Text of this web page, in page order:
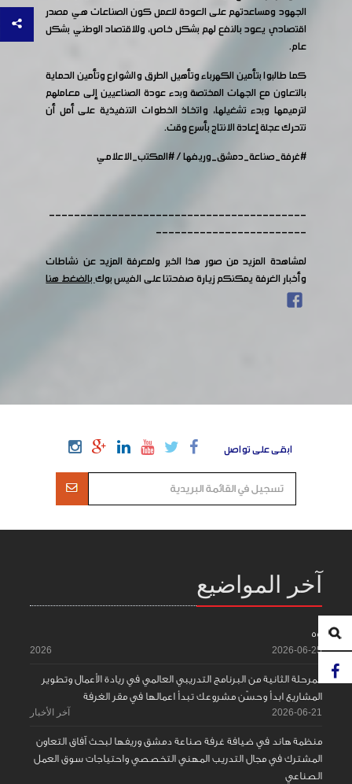
الجهود ومساعدتهم على العودة للعمل كون الصناعات هي مصدر
اقتصادي يعود بالنفع لهم بشكل خاص، وللاقتصاد الوطني بشكل
عام.
كما طالبوا بتأمين الكهرباء وتأهيل الطرق والشوارع وتأمين الحماية
بالتعاون مع الجهات المختصة وبدء عودة الصناعيين إلى معاملهم
لترميمها وبدء تشغيلها، واتخاذ الخطوات التنفيذية على أمل أن
تتحرك عجلة إعادة الانتاج بأسرع وقت.
#غرفة_صناعة_دمشق_وريفها/#المكتب_الاعلامي
-----------------------------------------
------------------------
لمشاهدة المزيد من صور هذا الخبر ولمعرفة المزيد عن نشاطات
وأخبار الغرفة يمكنكم زيارة صفحتنا على الفيس بوكبالضغط هنا
ابقى على تواصل
آخر المواضيع
55
2026-06-25
2026
المرحلة الثانية من البرنامج التدريبي العالمي في ريادة الأعمال وتطوير
المشاريع ابدأ وحسّن مشروعك تبدأ اعمالها في مقر الغرفة
2026-06-21 آخر الأخبار
منظمة هاند في ضيافة غرفة صناعة دمشق وريفها لبحث آفاق التعاون
المشترك في مجال التدريب المهني التخصصي واحتياجات سوق العمل
الصناعي